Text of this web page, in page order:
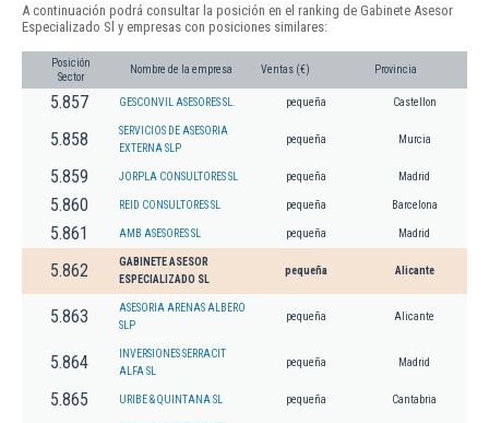
A continuación podrá consultar la posición en el ranking de Gabinete Asesor
Especializado Sl y empresas con posiciones similares:
Posición
Sector
Nombre de la empresa Ventas (€) Provincia
5.857 GESCONVIL ASESORES SL. pequeña Castellon
5.858
SERVICIOS DE ASESORIA
EXTERNA SLP
pequeña Murcia
5.859 JORPLA CONSULTORES SL pequeña Madrid
5.860 REID CONSULTORES SL pequeña Barcelona
5.861 AMB ASESORES SL pequeña Madrid
5.862
GABINETE ASESOR
ESPECIALIZADO SL
pequeña Alicante
5.863
ASESORIA ARENAS ALBERO
SLP
pequeña Alicante
5.864
INVERSIONES SERRACIT
ALFA SL
pequeña Madrid
5.865 URIBE & QUINTANA SL pequeña Cantabria